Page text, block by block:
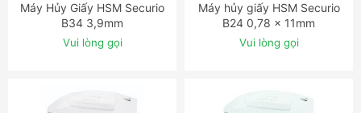
ĐẶT NGAY
Máy Hủy Giấy HSM Securio
B34 3,9mm
Vui lòng gọi
ĐẶT NGAY
Máy hủy giấy HSM Securio
B24 0,78 x 11mm
Vui lòng gọi